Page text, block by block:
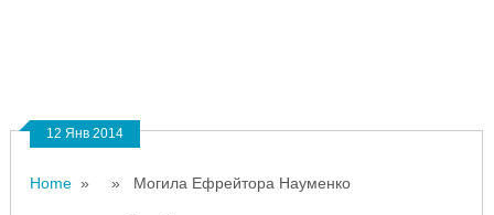
12 Янв 2014
Home » » Могила Ефрейтора Науменко